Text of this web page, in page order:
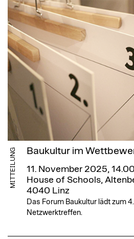
MITTEILUNG Baukultur im
11. November 2025,
House of Schools,
4040 Linz
Das Forum Baukultur lädt zum
Netzwerktreffen.